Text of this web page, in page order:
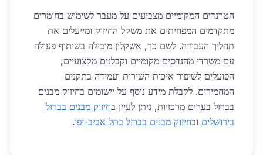
הטרנדים המקומיים מצביעים על מעבר לשימוש בחומרים
מתקדמים המפחיתים את משקל החיזוק ומייעלים את
תהליך העבודה. לשם כך, אשקלון מובילה בשיתוף פעולה
עם משרדי מהנדסים מקומיים וקבלנים מקצועיים,
הפועלים לשיפור איכות השירות ועמידה בתקנים
המחמירים. לקבלת מידע נוסף על יישומים בחיזוק מבנים
בברזל בערים מרכזיות, ניתן לעיין בחיזוק מבנים בברזל
בירושלים ובחיזוק מבנים בברזל בתל אביב-יפו.